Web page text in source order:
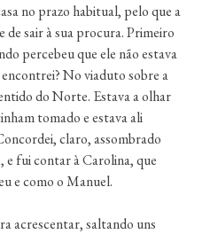
no prazo habitual, pelo que a
sair à sua procura. Primeiro
percebeu que ele não estava
No viaduto sobre a
do Norte. Estava a olhar
tomado e estava ali
claro, assombrado
e fui contar à Carolina, que
e como o Manuel.
acrescentar, saltando uns